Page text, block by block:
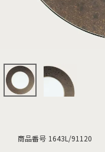
商品番号 1643L/91120